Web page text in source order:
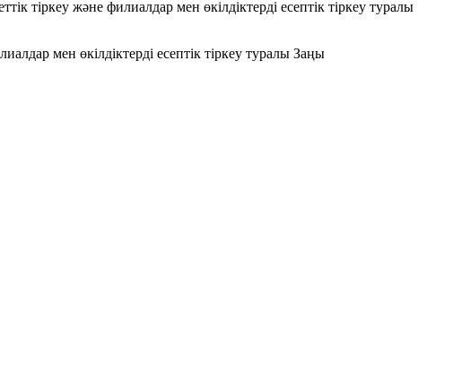
тіркеу және филиалдар мен өкілдіктерді есептік тіркеу туралы
мен өкілдіктерді есептік тіркеу туралы Заңы